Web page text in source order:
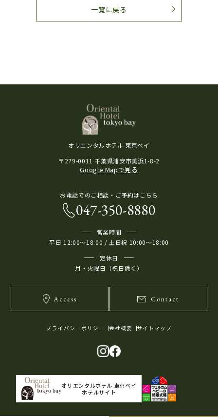
一覧に戻る
オリエンタルホテル 東京ベイ
〒279-0011 千葉県浦安市美浜1-8-2
Google Mapで見る
お電話でのご相談・ご予約はこちら
047-350-8880
営業時間
平日 12:00～18:00 / 土日祝 10:00～18:00
定休日
月・火曜日（祝日除く）
Access Contact
プライバシーポリシー 会社概要 サイトマップ
オリエンタルホテル 東京ベイ
ホテルサイト